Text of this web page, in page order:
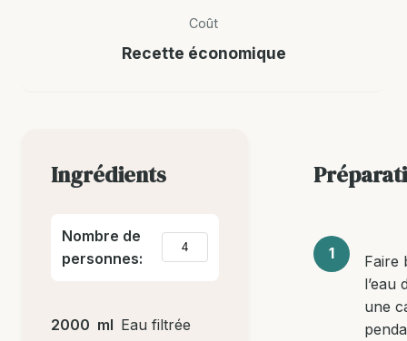
Coût
Recette économique
Ingrédients
Nombre de
personnes:
2000 ml Eau filtrée
Faire
l’eau
une